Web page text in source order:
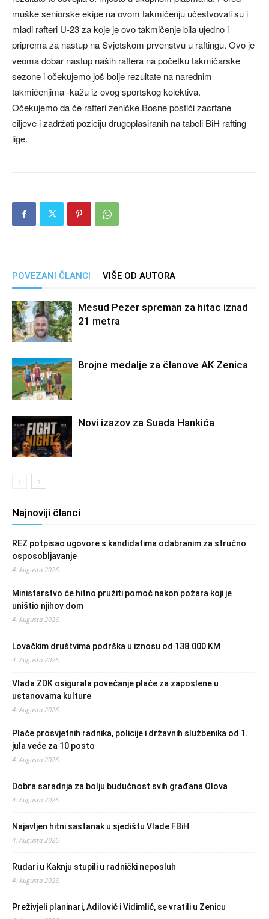
muške seniorske ekipe na ovom takmičenju učestvovali su i
mladi rafteri U-23 za koje je ovo takmičenje bila ujedno i
priprema za nastup na Svjetskom prvenstvu u raftingu. Ovo je
veoma dobar nastup naših raftera na početku takmičarske
sezone i očekujemo još bolje rezultate na narednim
takmičenjima -kažu iz ovog sportskog kolektiva.
Očekujemo da će rafteri zeničke Bosne postići zacrtane
ciljeve i zadržati poziciju drugoplasiranih na tabeli BiH rafting
lige.
POVEZANI ČLANCI VIŠE OD AUTORA
Mesud Pezer spreman za hitac iznad
21 metra
Brojne medalje za članove AK Zenica
Novi izazov za Suada Hankića
Najnoviji članci
REZ potpisao ugovore s kandidatima odabranim za stručno
osposobljavanje
4. Augusta 2026.
Ministarstvo će hitno pružiti pomoć nakon požara koji je
uništio njihov dom
4. Augusta 2026.
Lovačkim društvima podrška u iznosu od 138.000 KM
4. Augusta 2026.
Vlada ZDK osigurala povećanje plaće za zaposlene u
ustanovama kulture
4. Augusta 2026.
Plaće prosvjetnih radnika, policije i državnih službenika od 1.
jula veće za 10 posto
4. Augusta 2026.
Dobra saradnja za bolju budućnost svih građana Olova
4. Augusta 2026.
Najavljen hitni sastanak u sjedištu Vlade FBiH
4. Augusta 2026.
Rudari u Kaknju stupili u radnički neposluh
4. Augusta 2026.
Preživjeli planinari, Adilović i Vidimlić, se vratili u Zenicu